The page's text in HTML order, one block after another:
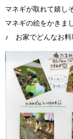
マネギが取れて嬉し
マネギの絵をかきま
♪ お家でどんなお料